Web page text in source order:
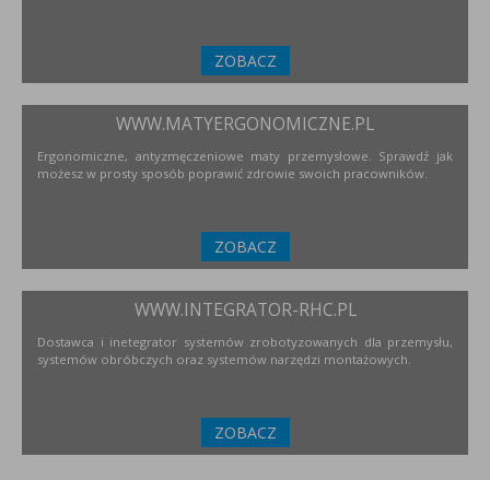
ZOBACZ
WWW.MATYERGONOMICZNE.PL
Ergonomiczne, antyzmęczeniowe maty przemysłowe. Sprawdź jak
możesz w prosty sposób poprawić zdrowie swoich pracowników.
ZOBACZ
WWW.INTEGRATOR-RHC.PL
Dostawca i inetegrator systemów zrobotyzowanych dla przemysłu,
systemów obróbczych oraz systemów narzędzi montażowych.
ZOBACZ